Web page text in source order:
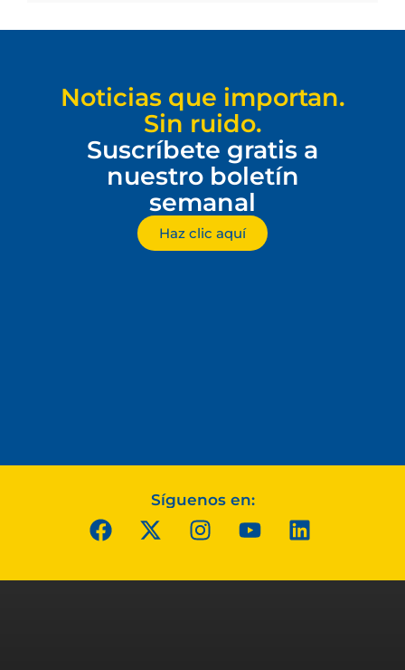
Noticias que importan.
Sin ruido.
Suscríbete gratis a
nuestro boletín
semanal
Haz clic aquí
Síguenos en: